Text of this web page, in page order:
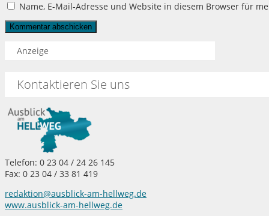
Name, E-Mail-Adresse und Website in diesem Browser für
Anzeige
Kontaktieren Sie uns
Telefon: 0 23 04 / 24 26 145
Fax: 0 23 04 / 33 81 419
redaktion@ausblick-am-hellweg.de
www.ausblick-am-hellweg.de